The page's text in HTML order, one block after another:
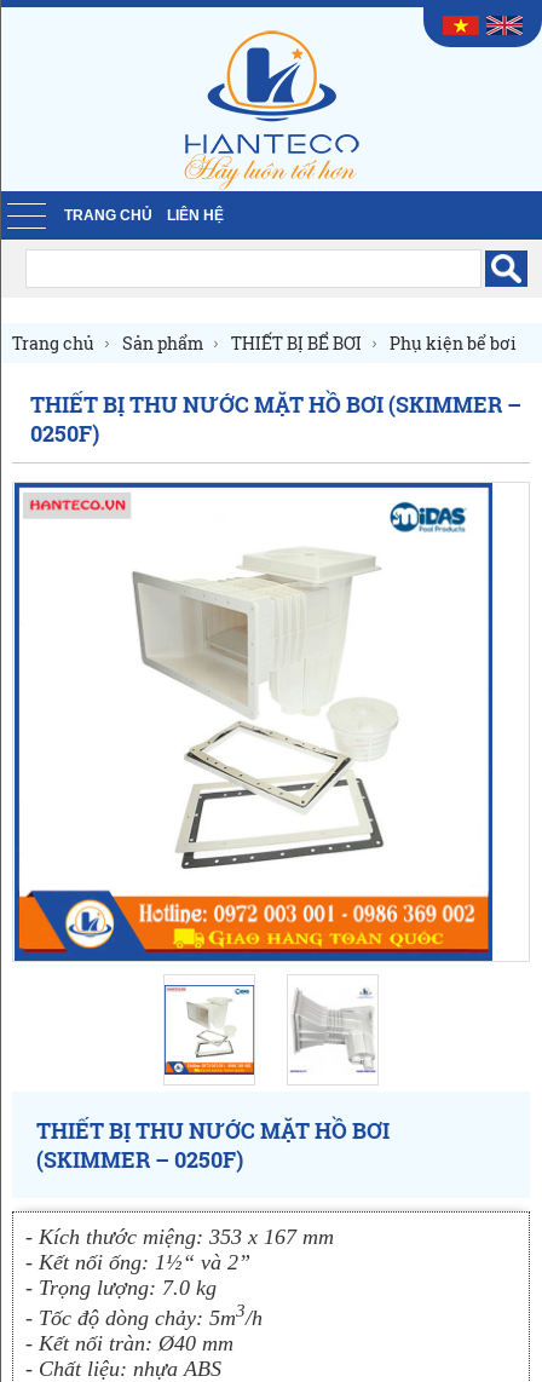
TRANG CHỦ LIÊN HỆ
Trang chủ Sản phẩm THIẾT BỊ BỂ BƠI
Phụ kiện bể bơi
THIẾT BỊ THU NƯỚC MẶT HỒ BƠI (SKIMMER –
0250F)
THIẾT BỊ THU NƯỚC MẶT HỒ BƠI
(SKIMMER – 0250F)
- Kích thước miệng: 353 x 167 mm
- Kết nối ống: 1½“ và 2”
- Trọng lượng: 7.0 kg
- Tốc độ dòng chảy: 5m3/h
- Kết nối tràn: Ø40 mm
- Chất liệu: nhựa ABS